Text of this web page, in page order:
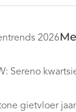
2026
Sereno
gietvloer